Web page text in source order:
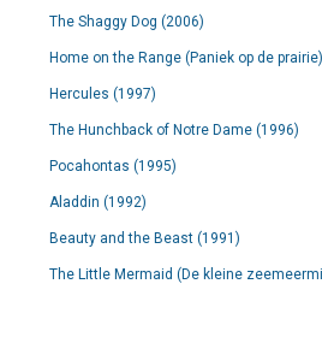
The Shaggy Dog (2006)
Home on the Range (Paniek op de
Hercules (1997)
The Hunchback of Notre Dame (1996)
Pocahontas (1995)
Aladdin (1992)
Beauty and the Beast (1991)
The Little Mermaid (De kleine